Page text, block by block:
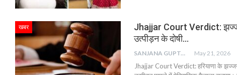
खबर
Jhajjar Court Verdict: झज्जर
उत्पीड़न के दोषी…
SANJANA GUPTA May 21, 2026
Jhajjar Court Verdict: हरियाणा के